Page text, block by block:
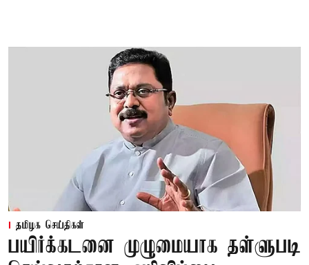
தமிழக செய்திகள்
பயிர்க்கடனை முழுமையாக தள்ளுபடி